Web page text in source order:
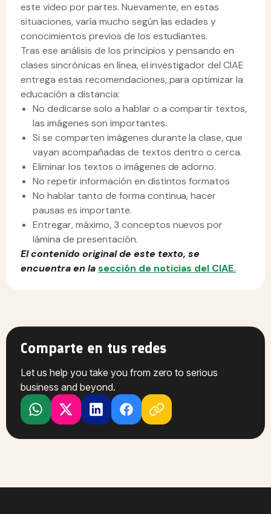
este video por partes. Nuevamente, en estas
situaciones, varía mucho según las edades y
conocimientos previos de los estudiantes.
Tras ese análisis de los principios y pensando en
clases sincrónicas en línea, el investigador del CIAE
entrega estas recomendaciones, para optimizar la
educación a distancia:
No dedicarse solo a hablar o a compartir textos,
las imágenes son importantes.
Si se comparten imágenes durante la clase, que
vayan acompañadas de textos dentro o cerca.
Eliminar los textos o imágenes de adorno.
No repetir información en distintos formatos
No hablar tanto de forma continua, hacer
pausas es importante.
Entregar, máximo, 3 conceptos nuevos por
lámina de presentación.
El contenido original de este texto, se
encuentra en lasección de noticias del CIAE.
Comparte en tus redes
Let us help you take you from zero to serious
business and beyond.